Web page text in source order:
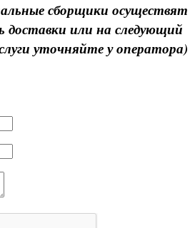
сборщики осуществят
доставки или на следующий
уточняйте у оператора)